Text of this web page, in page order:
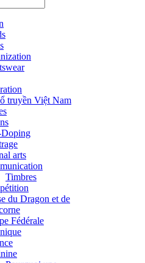
truyền Việt Nam
arts
Timbres
du Dragon et de
Fédérale